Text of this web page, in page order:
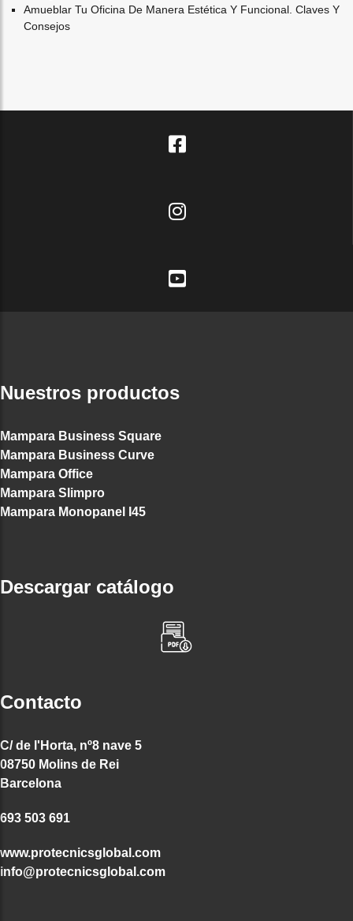
Amueblar Tu Oficina De Manera Estética Y Funcional. Claves Y
Consejos
Nuestros productos
Mampara Business Square
Mampara Business Curve
Mampara Office
Mampara Slimpro
Mampara Monopanel I45
Descargar catálogo
Contacto
C/ de l'Horta, nº8 nave 5
08750 Molins de Rei
Barcelona
693 503 691
www.protecnicsglobal.com
info@protecnicsglobal.com